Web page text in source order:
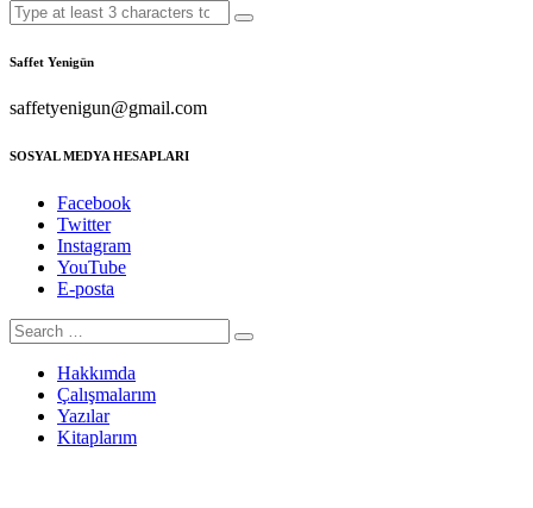
Saffet Yenigün
saffetyenigun@gmail.com
SOSYAL MEDYA HESAPLARI
Facebook
Twitter
Instagram
YouTube
E-posta
Hakkımda
Çalışmalarım
Yazılar
Kitaplarım